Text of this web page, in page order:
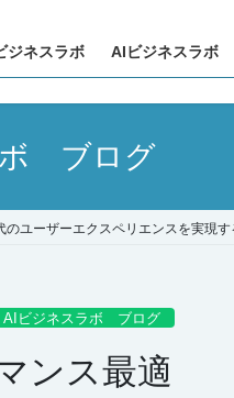
ジネスラボ AIビジネスラボ
ボ ブログ
ユーザーエクスペリエンスを実現す
AIビジネスラボ ブログ
ンス最適